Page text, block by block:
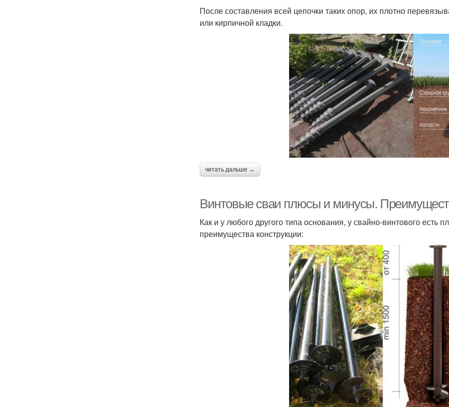
После составления всей цепочки таких опор, их плотно
или кирпичной кладки.
читать дальше →
Винтовые сваи плюсы и минусы.
Как и у любого другого типа основания, у свайно-винтового
преимущества конструкции: